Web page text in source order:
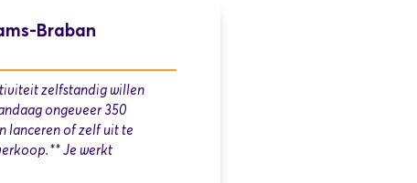
Braban
zelfstandig willen
ongeveer 350
lanceren of zelf uit te
Je werkt